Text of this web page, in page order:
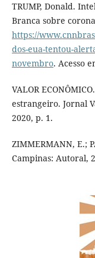
TRUMP, Donald.
Branca sobre
https://
dos-eua-tentou-
novembro. Acesso
VALOR
estrangeiro. Jornal
2020, p. 1.
ZIMMERMANN, E.;
Campinas: Autoral,